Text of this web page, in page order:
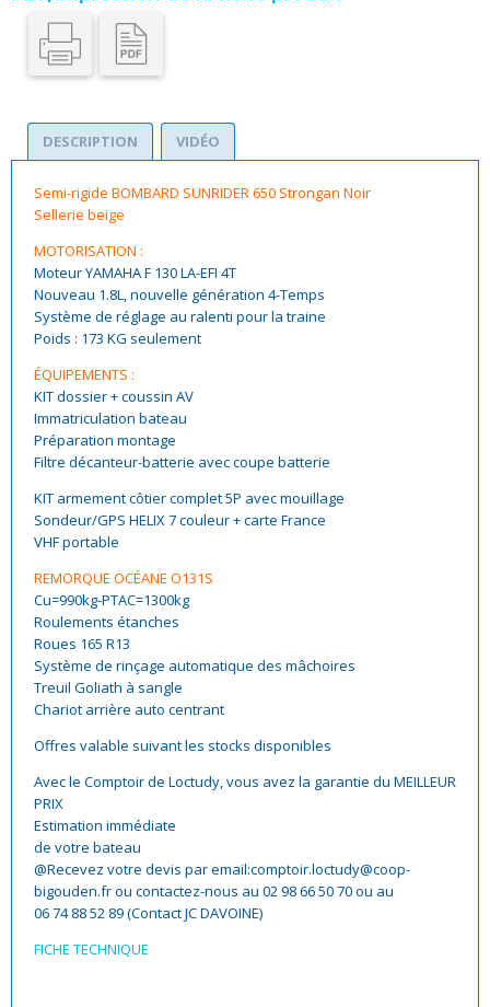
DESCRIPTION VIDÉO
Semi-rigide BOMBARD SUNRIDER 650 Strongan Noir
Sellerie beige
MOTORISATION :
Moteur YAMAHA F 130 LA-EFI 4T
Nouveau 1.8L, nouvelle génération 4-Temps
Système de réglage au ralenti pour la traine
Poids : 173 KG seulement
ÉQUIPEMENTS :
KIT dossier + coussin AV
Immatriculation bateau
Préparation montage
Filtre décanteur-batterie avec coupe batterie
KIT armement côtier complet 5P avec mouillage
Sondeur/GPS HELIX 7 couleur + carte France
VHF portable
REMORQUE OCÉANE O131S
Cu=990kg-PTAC=1300kg
Roulements étanches
Roues 165 R13
Système de rinçage automatique des mâchoires
Treuil Goliath à sangle
Chariot arrière auto centrant
Offres valable suivant les stocks disponibles
Avec le Comptoir de Loctudy, vous avez la garantie du MEILLEUR
PRIX
Estimation immédiate
de votre bateau
@Recevez votre devis par email:comptoir.loctudy@coop-
bigouden.fr ou contactez-nous au 02 98 66 50 70 ou au
06 74 88 52 89 (Contact JC DAVOINE)
FICHE TECHNIQUE